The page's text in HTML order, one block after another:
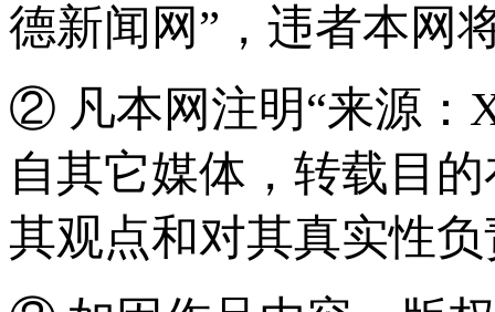
德新闻网”，违者本网
② 凡本网注明“来源：
自其它媒体，转载目
其观点和对其真实性